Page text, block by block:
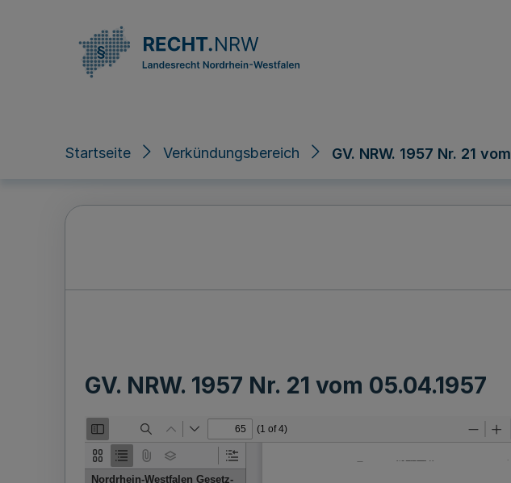
Startseite Verkündungsbereich GV. NRW. 1957 Nr. 21 vom
GV. NRW. 1957 Nr. 21 vom 05.04.1957